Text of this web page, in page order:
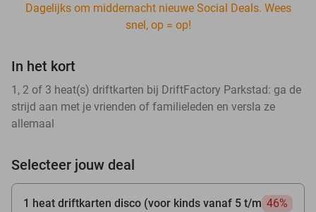
Dagelijks om middernacht nieuwe Social Deals. Wees
snel, op = op!
In het kort
1, 2 of 3 heat(s) driftkarten bij DriftFactory Parkstad: ga de
strijd aan met je vrienden of familieleden en versla ze
allemaal
Selecteer jouw deal
1 heat driftkarten disco (voor kinds vanaf 5 t/m 46%